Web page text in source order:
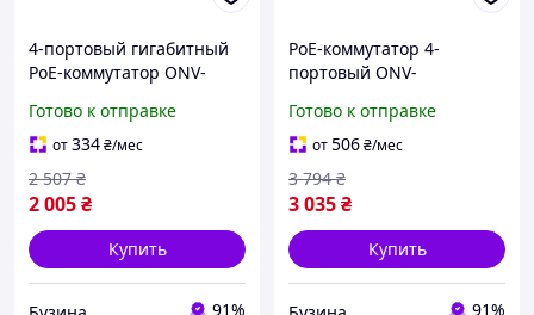
4-портовый гигабитный
PoE-коммутатор ONV-
1000Мбит питание
IEEE802.3af/at 65Вт
buzyna
Готово к отправке
от334₴/мес
2 005₴
2 507 ₴
Купить
91%
PoE-коммутатор 4-
портовый ONV-
2 uplink + 1 SFP 1000Мбит
IEEE802.3af/at 65Вт
buzyna
Готово к отправке
от506₴/мес
3 035₴
3 794 ₴
Купить
91%